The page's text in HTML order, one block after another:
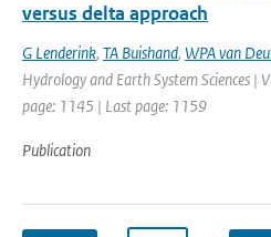
versus delta approach
G Lenderink, TA Buishand, WPA van
Hydrology and Earth System Sciences |
page: 1145 | Last page: 1159
Publication